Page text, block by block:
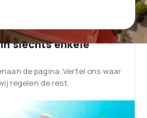
slechts enkele
de pagina. Vertel ons waar
regelen de rest.